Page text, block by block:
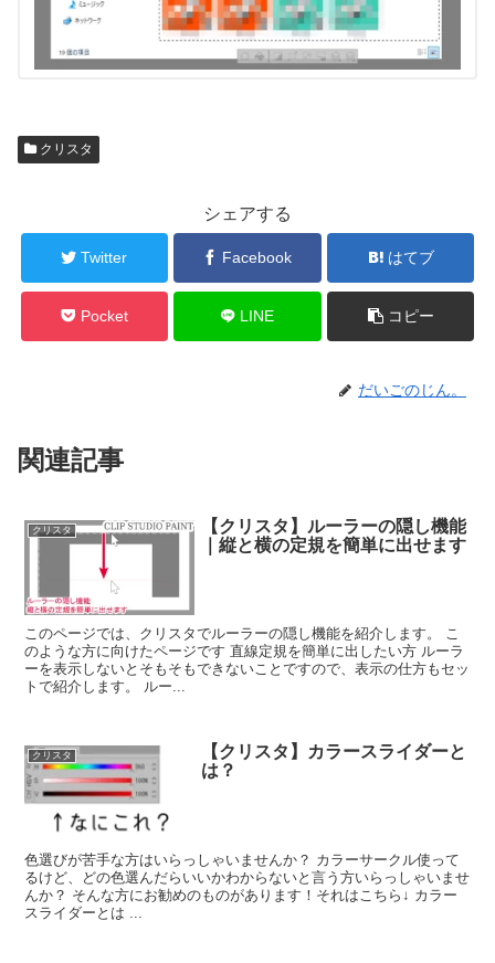
クリスタ
シェアする
Twitter Facebook はてブ
Pocket LINE コピー
だいごのじん。
関連記事
クリスタ
【クリスタ】ルーラーの隠し機能
｜縦と横の定規を簡単に出せます
このページでは、クリスタでルーラーの隠し機能を紹介します。 こ
のような方に向けたページです 直線定規を簡単に出したい方 ルーラ
ーを表示しないとそもそもできないことですので、表示の仕方もセッ
トで紹介します。 ルー...
クリスタ
【クリスタ】カラースライダーと
は？
色選びが苦手な方はいらっしゃいませんか？ カラーサークル使って
るけど、どの色選んだらいいかわからないと言う方いらっしゃいませ
んか？ そんな方にお勧めのものがあります！それはこちら↓ カラー
スライダーとは ...